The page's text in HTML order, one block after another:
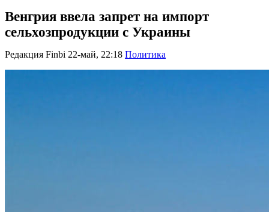
Венгрия ввела запрет на импорт
сельхозпродукции с Украины
Редакция Finbi 22-май, 22:18 Политика